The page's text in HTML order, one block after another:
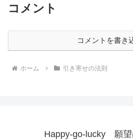
コメント
コメントを書き
ホーム 引き寄せの法則
Happy-go-lucky 願望